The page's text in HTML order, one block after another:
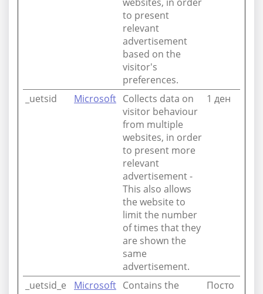
to present
relevant
advertisement
based on the
visitor's
preferences.
_uetsid Microsoft Collects data on
visitor behaviour
from multiple
websites, in order
to present more
relevant
advertisement -
This also allows
the website to
limit the number
of times that they
are shown the
same
advertisement.
1 ден
_uetsid_e
Microsoft Contains the
Посто